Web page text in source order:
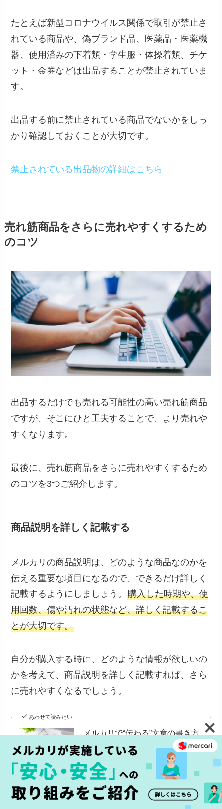
たとえば新型コロナウイルス関係で取引が禁止さ
れている商品や、偽ブランド品、医薬品・医薬機
器、使用済みの下着類・学生服・体操着類、チケ
ット・金券などは出品することが禁止されていま
す。
出品する前に禁止されている商品でないかをしっ
かり確認しておくことが大切です。
禁止されている出品物の詳細はこちら
売れ筋商品をさらに売れやすくするため
のコツ
出品するだけでも売れる可能性の高い売れ筋商品
ですが、そこにひと工夫することで、より売れや
すくなります。
最後に、売れ筋商品をさらに売れやすくするため
のコツを3つご紹介します。
商品説明を詳しく記載する
メルカリの商品説明は、どのような商品なのかを
伝える重要な項目になるので、できるだけ詳しく
記載するようにしましょう。購入した時期や、使
用回数、傷や汚れの状態など、詳しく記載するこ
とが大切です。
自分が購入する時に、どのような情報が欲しいの
かを考えて、商品説明を詳しく記載すれば、さら
に売れやすくなるでしょう。
あわせて読みたい
メルカリで“伝わる”文章の書き方
｜商品説明・プロフィール・取引
メッセージのコツ
写真をキレイに撮る